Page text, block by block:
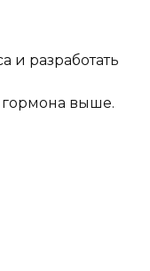
и разработать
гормона выше.